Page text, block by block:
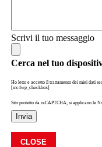
Scrivi il tuo messaggio
Cerca nel tuo
Ho letto e accetto il trattamento dei miei dati
[mc4wp_checkbox]
Sito protetto da reCAPTCHA, si applicano le
Invia
CLOSE